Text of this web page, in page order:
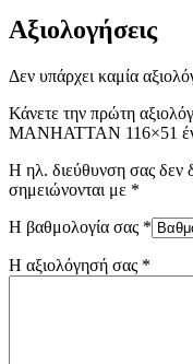
Αξιολογήσεις
Δεν υπάρχει καμία
Κάνετε την πρώτη
MANHATTAN 116×51
Η ηλ. διεύθυνση σας δεν
σημειώνονται με *
Η βαθμολογία σας *
Η αξιολόγησή σας *